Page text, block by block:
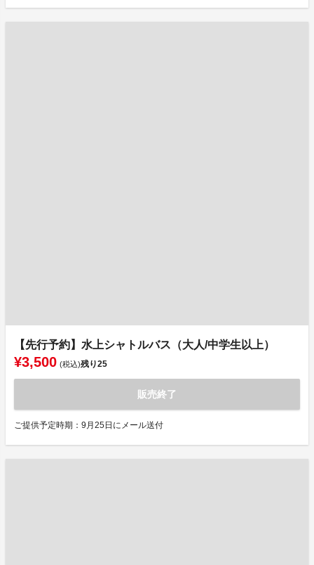
【先行予約】水上シャトルバス（大人/中学生以上）
¥3,500 (税込)残り25
販売終了
ご提供予定時期：9月25日にメール送付